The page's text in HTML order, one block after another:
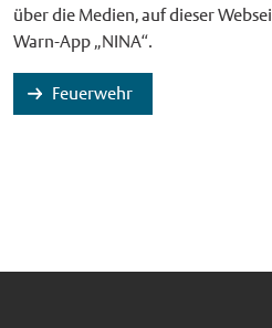
über die Medien, auf dieser
Warn-App „NINA“.
Feuerwehr